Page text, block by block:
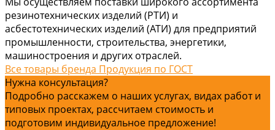
резинотехнических изделий (РТИ) и
асбестотехнических изделий (АТИ) для предприятий
промышленности, строительства, энергетики,
машиностроения и других отраслей.
Все товары бренда Продукция по ГОСТ
Нужна консультация?
Подробно расскажем о наших услугах, видах работ и
типовых проектах, рассчитаем стоимость и
подготовим индивидуальное предложение!